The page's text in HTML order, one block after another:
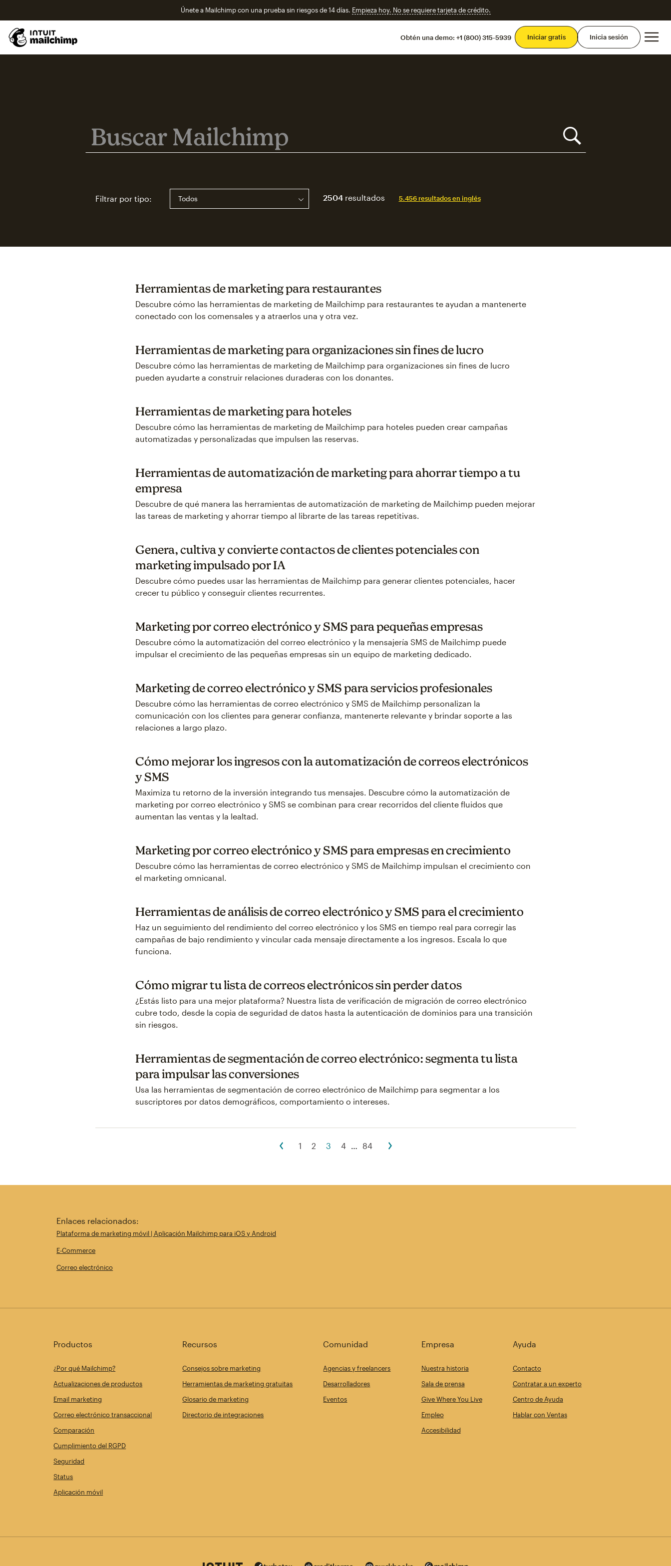
Únete a Mailchimp con una prueba sin riesgos de 14 días. Empieza hoy. No se requiere tarjeta de crédito.
Obtén una demo: +1 (800) 315-5939 Iniciar gratis Inicia sesión
Buscar Mailchimp
Buscar Mailchimp
Filtrar por tipo: 2504resultados 5.456 resultados en inglés
Herramientas de marketing para restaurantes
Descubre cómo las herramientas de marketing de Mailchimp para restaurantes te ayudan a mantenerte
conectado con los comensales y a atraerlos una y otra vez.
Herramientas de marketing para organizaciones sin fines de lucro
Descubre cómo las herramientas de marketing de Mailchimp para organizaciones sin fines de lucro
pueden ayudarte a construir relaciones duraderas con los donantes.
Herramientas de marketing para hoteles
Descubre cómo las herramientas de marketing de Mailchimp para hoteles pueden crear campañas
automatizadas y personalizadas que impulsen las reservas.
Herramientas de automatización de marketing para ahorrar tiempo a tu
empresa
Descubre de qué manera las herramientas de automatización de marketing de Mailchimp pueden mejorar
las tareas de marketing y ahorrar tiempo al librarte de las tareas repetitivas.
Genera, cultiva y convierte contactos de clientes potenciales con
marketing impulsado por IA
Descubre cómo puedes usar las herramientas de Mailchimp para generar clientes potenciales, hacer
crecer tu público y conseguir clientes recurrentes.
Marketing por correo electrónico y SMS para pequeñas empresas
Descubre cómo la automatización del correo electrónico y la mensajería SMS de Mailchimp puede
impulsar el crecimiento de las pequeñas empresas sin un equipo de marketing dedicado.
Marketing de correo electrónico y SMS para servicios profesionales
Descubre cómo las herramientas de correo electrónico y SMS de Mailchimp personalizan la
comunicación con los clientes para generar confianza, mantenerte relevante y brindar soporte a las
relaciones a largo plazo.
Cómo mejorar los ingresos con la automatización de correos electrónicos
y SMS
Maximiza tu retorno de la inversión integrando tus mensajes. Descubre cómo la automatización de
marketing por correo electrónico y SMS se combinan para crear recorridos del cliente fluidos que
aumentan las ventas y la lealtad.
Marketing por correo electrónico y SMS para empresas en crecimiento
Descubre cómo las herramientas de correo electrónico y SMS de Mailchimp impulsan el crecimiento con
el marketing omnicanal.
Herramientas de análisis de correo electrónico y SMS para el crecimiento
Haz un seguimiento del rendimiento del correo electrónico y los SMS en tiempo real para corregir las
campañas de bajo rendimiento y vincular cada mensaje directamente a los ingresos. Escala lo que
funciona.
Cómo migrar tu lista de correos electrónicos sin perder datos
¿Estás listo para una mejor plataforma? Nuestra lista de verificación de migración de correo electrónico
cubre todo, desde la copia de seguridad de datos hasta la autenticación de dominios para una transición
sin riesgos.
Herramientas de segmentación de correo electrónico: segmenta tu lista
para impulsar las conversiones
Usa las herramientas de segmentación de correo electrónico de Mailchimp para segmentar a los
suscriptores por datos demográficos, comportamiento o intereses.
1 2 3 4 84
Enlaces relacionados:
Plataforma de marketing móvil | Aplicación Mailchimp para iOS y Android
E-Commerce
Correo electrónico
Productos
¿Por qué Mailchimp?
Actualizaciones de productos
Email marketing
Correo electrónico transaccional
Comparación
Cumplimiento del RGPD
Seguridad
Status
Aplicación móvil
Recursos
Consejos sobre marketing
Herramientas de marketing gratuitas
Glosario de marketing
Directorio de integraciones
Comunidad
Agencias y freelancers
Desarrolladores
Eventos
Empresa
Nuestra historia
Sala de prensa
Give Where You Live
Empleo
Accesibilidad
Ayuda
Contacto
Contratar a un experto
Centro de Ayuda
Hablar con Ventas